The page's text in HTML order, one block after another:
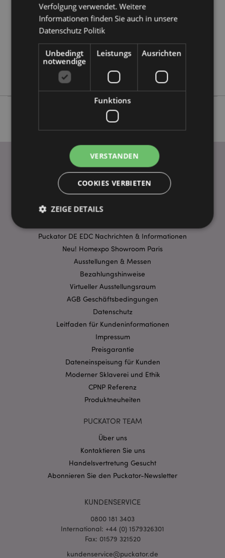
5055071505553
12
0.373000
Keine
Keine
Keine
WICHTIGE INFORMATION
Lieferbedingungen
Puckator DE EDC Nachrichten & Informationen
Neu! Homexpo Showroom Paris
Ausstellungen & Messen
Bezahlungshinweise
Virtueller Ausstellungsraum
AGB Geschäftsbedingungen
Datenschutz
Leitfaden für Kundeninformationen
Impressum
Preisgarantie
Dateneinspeisung für Kunden
Moderner Sklaverei und Ethik
CPNP Referenz
Produktneuheiten
PUCKATOR TEAM
Über uns
Kontaktieren Sie uns
Handelsvertretung Gesucht
Abonnieren Sie den Puckator-Newsletter
KUNDENSERVICE
0800 181 3403
International: +44 (0) 1579326301
Fax: 01579 321520
kundenservice@puckator.de
Verfolgung verwendet. Weitere
Informationen finden Sie auch in unsere
Datenschutz Politik
Unbedingt
notwendige
Leistungs Ausrichten
Funktions
VERSTANDEN
COOKIES VERBIETEN
ZEIGE DETAILS
Unbedingt notwendige
Leistungs
Ausrichten
Funktions
Kernfunktionen der Website wie die
Benutzeranmeldung und die Kontoverwaltung.
Ohne unbedingt notwendige cookies kann die
Website nicht richtig genutzt werden.
Provider
CookieScriptConsent
Datenschutzbestimmungen von Google